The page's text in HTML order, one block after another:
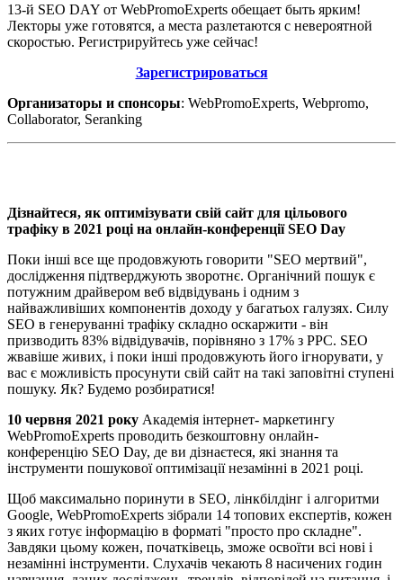
13-й SEO DAY от WebPromoExperts обещает быть ярким!
Лекторы уже готовятся, а места разлетаются с невероятной
скоростью. Регистрируйтесь уже сейчас!
Зарегистрироваться
Организаторы и спонсоры: WebPromoExperts, Webpromo,
Collaborator, Seranking
Дізнайтеся, як оптимізувати свій сайт для цільового
трафіку в 2021 році на онлайн-конференції SEO Day
Поки інші все ще продовжують говорити "SEO мертвий",
дослідження підтверджують зворотнє. Органічний пошук є
потужним драйвером веб відвідувань і одним з
найважливіших компонентів доходу у багатьох галузях. Силу
SEO в генеруванні трафіку складно оскаржити - він
призводить 83% відвідувачів, порівняно з 17% з PPC. SEO
жвавіше живих, і поки інші продовжують його ігнорувати, у
вас є можливість просунути свій сайт на такі заповітні ступені
пошуку. Як? Будемо розбиратися!
10 червня 2021 року Академія інтернет- маркетингу
WebPromoExperts проводить безкоштовну онлайн-
конференцію SEO Day, де ви дізнаєтеся, які знання та
інструменти пошукової оптимізації незамінні в 2021 році.
Щоб максимально поринути в SEO, лінкбілдінг і алгоритми
Google, WebPromoExperts зібрали 14 топових експертів, кожен
з яких готує інформацію в форматі "просто про складне".
Завдяки цьому кожен, початківець, зможе освоїти всі нові і
незамінні інструменти. Слухачів чекають 8 насичених годин